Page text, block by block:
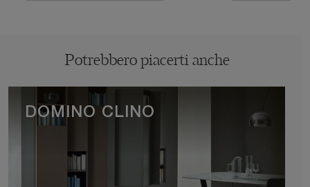
Potrebbero piacerti anche
DOMINO CLINO